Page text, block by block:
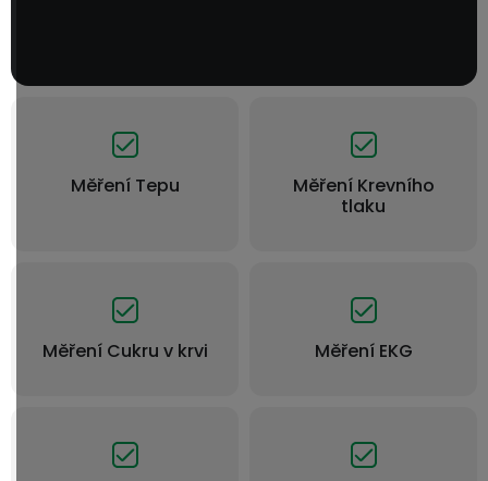
Měření Tepu
Měření Krevního
tlaku
Měření Cukru v krvi Měření EKG